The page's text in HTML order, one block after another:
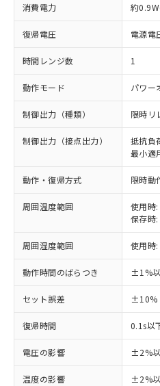
消費電力 約
復帰電圧 電源電
時間レンジ数 1
動作モード パワー
制御出力（種類） 限時リ
制御出力（接点出力）
抵抗負
最小適
動作・復帰方式 限時動
周囲温度範囲
使用時
保存時
周囲湿度範囲 使用時
動作時間のばらつき ±1%
セット誤差 ±10%
復帰時間 0.1s以
電圧の影響 ±2%
温度の影響 ±2%
※1 対応状況
対応済み：EU
非含有に対応した製
す。